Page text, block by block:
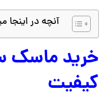
آنچه در اینجا
خرید ماسک
کیفیت